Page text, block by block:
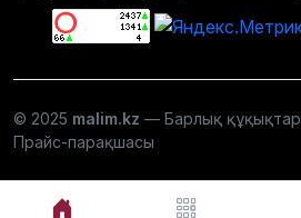
© 2025 malim.kz — Барлық құқықтар
Прайс-парақшасы